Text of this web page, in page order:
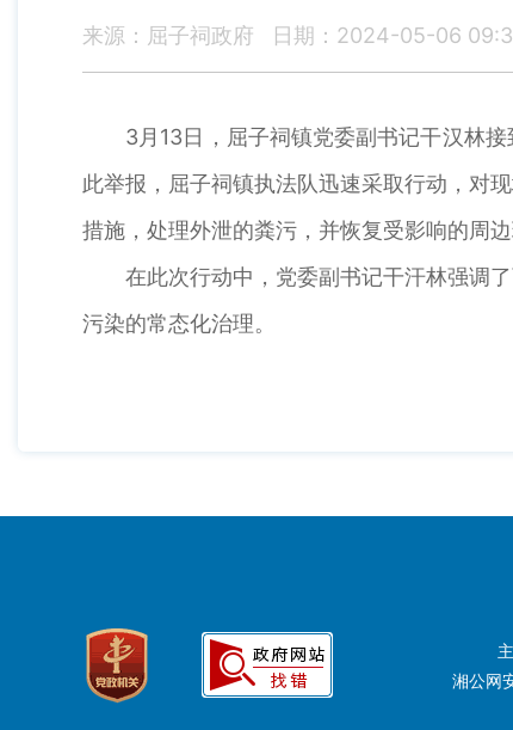
来源：屈子祠政府 日期：2024-05-06
3月13日，屈子祠镇党委副书记干汉林接
此举报，屈子祠镇执法队迅速采取行动，对
措施，处理外泄的粪污，并恢复受影响的周边
在此次行动中，党委副书记干汗林强调了
污染的常态化治理。
湘公网